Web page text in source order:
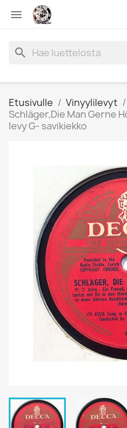

search
Etusivulle Vinyylilevyt
Schläger,Die Man Gerne
levy G- savikiekko